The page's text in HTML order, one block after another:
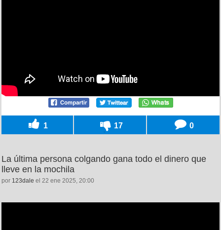
1 17 0
La última persona colgando gana todo el dinero que
lleve en la mochila
por 123dale el 22 ene 2025, 20:00